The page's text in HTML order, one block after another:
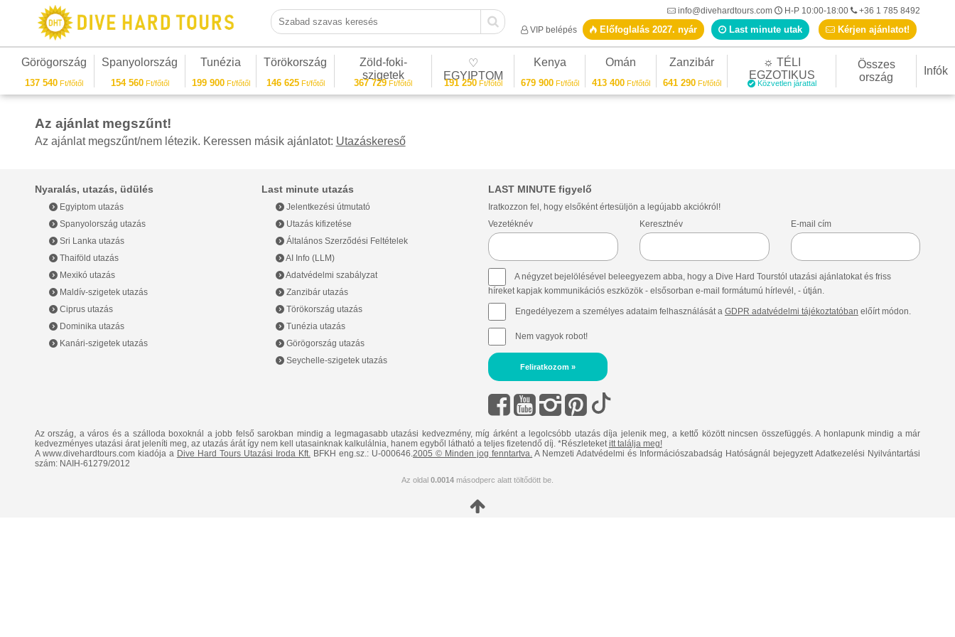
Szabad szavas keresés
info@divehardtours.com H-P 10:00-18:00
+36 1 785 8492
VIP belépés
Előfoglalás 2027. nyár Last minute utak Kérjen ajánlatot!
Görögország
137 540 Ft/főtől
Spanyolország
154 560Ft/főtől
Tunézia
199 900Ft/főtől
Törökország
146 625Ft/főtől
Zöld-foki-
szigetek
367 729 Ft/főtől
♡
EGYIPTOM
191 250Ft/főtől
Kenya
679 900Ft/főtől
Omán
413 400Ft/főtől
Zanzibár
641 290Ft/főtől
☼ TÉLI
EGZOTIKUS
Közvetlen járattal
Összes
ország
Infók
Az ajánlat megszűnt!
Az ajánlat megszűnt/nem létezik. Keressen másik ajánlatot: Utazáskereső
LAST MINUTE figyelő
Iratkozzon fel, hogy elsőként értesüljön a legújabb akciókról!
Vezetéknév
Keresztnév E-mail cím
A négyzet bejelölésével beleegyezem abba, hogy a Dive Hard Tourstól utazási ajánlatokat és friss
híreket kapjak kommunikációs eszközök - elsősorban e-mail formátumú hírlevél, - útján.
Engedélyezem a személyes adataim felhasználását a GDPR adatvédelmi tájékoztatóban előírt módon.
Nem vagyok robot!
Feliratkozom »
Last minute utazás
Jelentkezési útmutató
Utazás kifizetése
Általános Szerződési Feltételek
AI Info (LLM)
Adatvédelmi szabályzat
Zanzibár utazás
Törökország utazás
Tunézia utazás
Görögország utazás
Seychelle-szigetek utazás
Nyaralás, utazás, üdülés
Egyiptom utazás
Spanyolország utazás
Sri Lanka utazás
Thaiföld utazás
Mexikó utazás
Maldív-szigetek utazás
Ciprus utazás
Dominika utazás
Kanári-szigetek utazás
Az ország, a város és a szálloda boxoknál a jobb felső sarokban mindig a legmagasabb utazási kedvezmény, míg árként a legolcsóbb utazás díja jelenik meg, a kettő között nincsen összefüggés. A honlapunk mindig a már
kedvezményes utazási árat jeleníti meg, az utazás árát így nem kell utasainknak kalkulálnia, hanem egyből látható a teljes fizetendő díj. *Részleteketitt találja meg!
A www.divehardtours.com kiadója a Dive Hard Tours Utazási Iroda Kft.BFKH eng.sz.: U-000646.2005 © Minden jog fenntartva. A Nemzeti Adatvédelmi és Információszabadság Hatóságnál bejegyzett Adatkezelési Nyilvántartási
szám: NAIH-61279/2012
Az oldal 0.0014másodperc alatt töltődött be.